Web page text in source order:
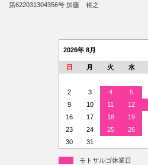
第622031304356号 加藤 裕之
2026年 8月
日 月 火 水
2
3 4 5
9
10 11 12
16
17 18 19
23
24 25 26
30
31
モトサルゴ休業日